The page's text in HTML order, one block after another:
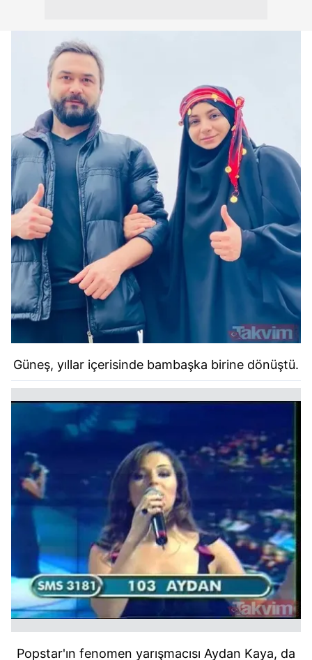
Güneş, yıllar içerisinde bambaşka birine dönüştü.
Popstar'ın fenomen yarışmacısı Aydan Kaya, da